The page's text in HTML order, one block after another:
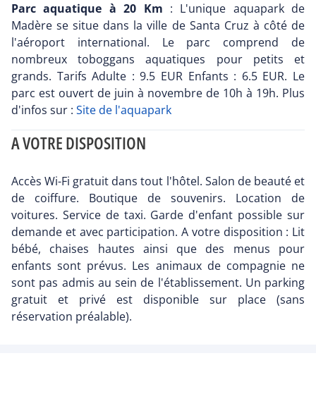
Parc aquatique à 20 Km : L'unique aquapark de
Madère se situe dans la ville de Santa Cruz à côté de
l'aéroport international. Le parc comprend de
nombreux toboggans aquatiques pour petits et
grands. Tarifs Adulte : 9.5 EUR Enfants : 6.5 EUR. Le
parc est ouvert de juin à novembre de 10h à 19h. Plus
d'infos sur : Site de l'aquapark
A VOTRE DISPOSITION
Accès Wi-Fi gratuit dans tout l'hôtel. Salon de beauté et
de coiffure. Boutique de souvenirs. Location de
voitures. Service de taxi. Garde d'enfant possible sur
demande et avec participation. A votre disposition : Lit
bébé, chaises hautes ainsi que des menus pour
enfants sont prévus. Les animaux de compagnie ne
sont pas admis au sein de l'établissement. Un parking
gratuit et privé est disponible sur place (sans
réservation préalable).